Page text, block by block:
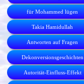
für Mohammed lügen
Takia Hamidullah
Antworten auf Fragen
Dekonversionsgeschichten
Autorität-Einfluss-Effekt